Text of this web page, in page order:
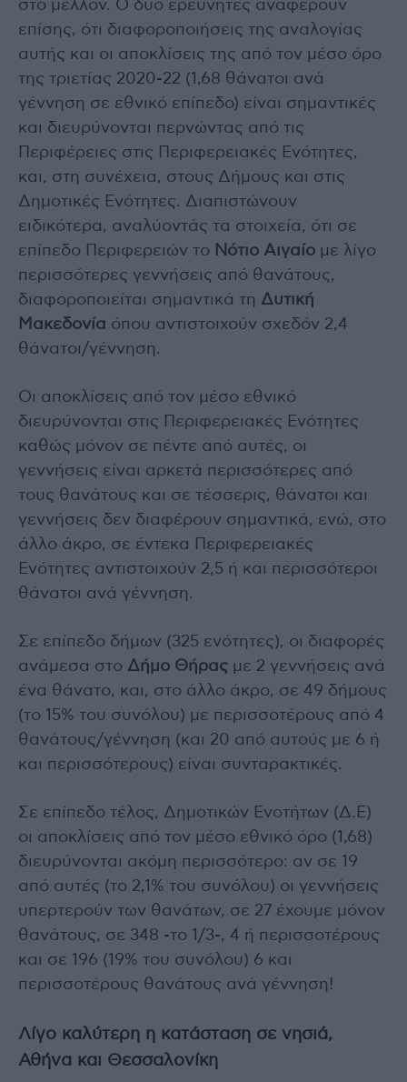
στο μέλλον. Ο δυο ερευνητές αναφέρουν
επίσης, ότι διαφοροποιήσεις της αναλογίας
αυτής και οι αποκλίσεις της από τον μέσο όρο
της τριετίας 2020-22 (1,68 θάνατοι ανά
γέννηση σε εθνικό επίπεδο) είναι σημαντικές
και διευρύνονται περνώντας από τις
Περιφέρειες στις Περιφερειακές Ενότητες,
και, στη συνέχεια, στους Δήμους και στις
Δημοτικές Ενότητες. Διαπιστώνουν
ειδικότερα, αναλύοντάς τα στοιχεία, ότι σε
επίπεδο Περιφερειών το Νότιο Αιγαίο με λίγο
περισσότερες γεννήσεις από θανάτους,
διαφοροποιείται σημαντικά τη Δυτική
Μακεδονία όπου αντιστοιχούν σχεδόν 2,4
θάνατοι/γέννηση.
Οι αποκλίσεις από τον μέσο εθνικό
διευρύνονται στις Περιφερειακές Ενότητες
καθώς μόνον σε πέντε από αυτές, οι
γεννήσεις είναι αρκετά περισσότερες από
τους θανάτους και σε τέσσερις, θάνατοι και
γεννήσεις δεν διαφέρουν σημαντικά, ενώ, στο
άλλο άκρο, σε έντεκα Περιφερειακές
Ενότητες αντιστοιχούν 2,5 ή και περισσότεροι
θάνατοι ανά γέννηση.
Σε επίπεδο δήμων (325 ενότητες), οι διαφορές
ανάμεσα στο Δήμο Θήρας με 2 γεννήσεις ανά
ένα θάνατο, και, στο άλλο άκρο, σε 49 δήμους
(το 15% του συνόλου) με περισσοτέρους από 4
θανάτους/γέννηση (και 20 από αυτούς με 6 ή
και περισσότερους) είναι συνταρακτικές.
Σε επίπεδο τέλος, Δημοτικών Ενοτήτων (Δ.Ε)
οι αποκλίσεις από τον μέσο εθνικό όρο (1,68)
διευρύνονται ακόμη περισσότερο: αν σε 19
από αυτές (το 2,1% του συνόλου) οι γεννήσεις
υπερτερούν των θανάτων, σε 27 έχουμε μόνον
θανάτους, σε 348 -το 1/3-, 4 ή περισσοτέρους
και σε 196 (19% του συνόλου) 6 και
περισσοτέρους θανάτους ανά γέννηση!
Λίγο καλύτερη η κατάσταση σε νησιά,
Αθήνα και Θεσσαλονίκη